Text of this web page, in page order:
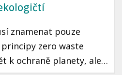
znamenat pouze
zero waste
k ochraně planety, ale